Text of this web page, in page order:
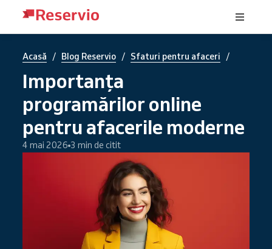
Acasă / Blog Reservio / Sfaturi pentru afaceri /
Importanța
programărilor online
pentru afacerile moderne
4 mai 2026 3 min de citit